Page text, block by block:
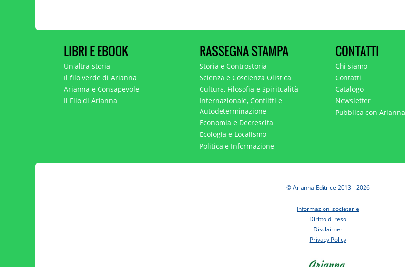
LIBRI E EBOOK
Un'altra storia
Il filo verde di Arianna
Arianna e Consapevole
Il Filo di Arianna
RASSEGNA STAMPA
Storia e Controstoria
Scienza e Coscienza Olistica
Cultura, Filosofia e Spiritualità
Internazionale, Conflitti e
Autodeterminazione
Economia e Decrescita
Ecologia e Localismo
Politica e Informazione
CONTATTI
Chi siamo
Contatti
Catalogo
Newsletter
Pubblica con Arianna
© Arianna Editrice 2013 - 2026
Informazioni societarie
Diritto di reso
Disclaimer
Privacy Policy